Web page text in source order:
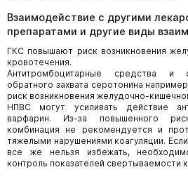
Взаимодействие с другими
препаратами и другие виды
ГКС повышают риск возникновения
кровотечения.
Антитромбоцитарные средства и
обратного захвата серотонина
риск возникновения желудочно-
НПВС могут усиливать действие
варфарин. Из-за повышенного
комбинация не рекомендуется и
тяжелыми нарушениями коагуляции.
все же нельзя избежать,
контроль показателей свертываемости